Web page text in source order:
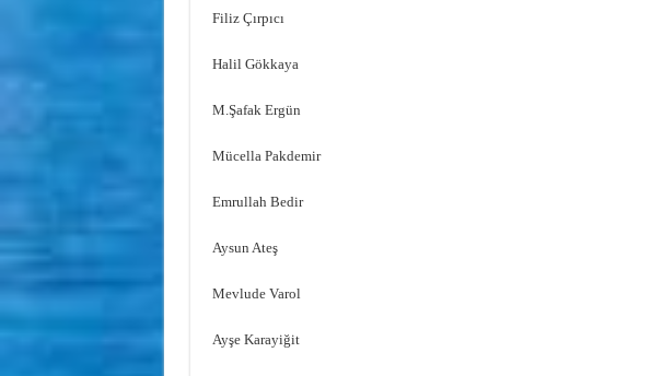
Filiz Çırpıcı
Halil Gökkaya
M.Şafak Ergün
Mücella Pakdemir
Emrullah Bedir
Aysun Ateş
Mevlude Varol
Ayşe Karayiğit